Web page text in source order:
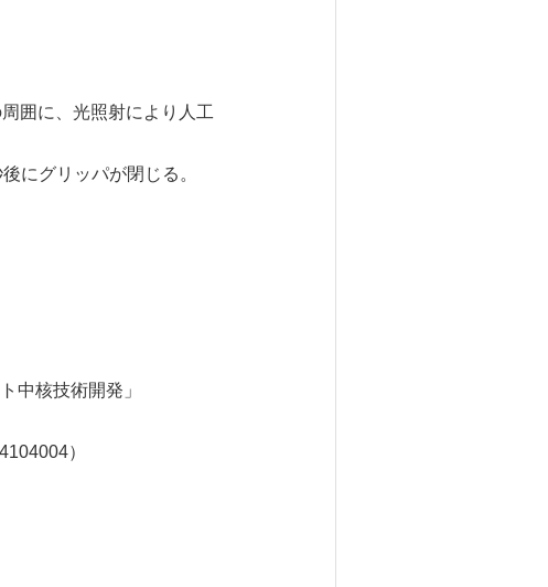
囲に、光照射により人工
にグリッパが閉じる。
中核技術開発」
）